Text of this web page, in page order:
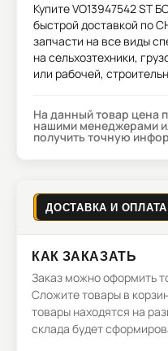
КупитеVO13947542 ST
быстрой доставкой по
запчасти на все виды
на сельхозтехники,
или рабочей,
На данный товар цена
нашими менеджерами
получить точную
ДОСТАВКА И ОПЛАТА
КАК ЗАКАЗАТЬ
Заказ можно оформить
Сложите товары в
товары находятся на
склада будет